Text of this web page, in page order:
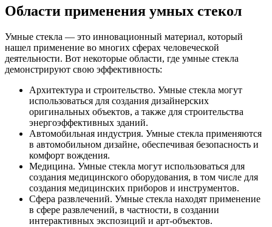
Области применения умных стекол
Умные стекла — это инновационный материал, который
нашел применение во многих сферах человеческой
деятельности. Вот некоторые области, где умные стекла
демонстрируют свою эффективность:
Архитектура и строительство. Умные стекла могут
использоваться для создания дизайнерских
оригинальных объектов, а также для строительства
энергоэффективных зданий.
Автомобильная индустрия. Умные стекла применяются
в автомобильном дизайне, обеспечивая безопасность и
комфорт вождения.
Медицина. Умные стекла могут использоваться для
создания медицинского оборудования, в том числе для
создания медицинских приборов и инструментов.
Сфера развлечений. Умные стекла находят применение
в сфере развлечений, в частности, в создании
интерактивных экспозиций и арт-объектов.